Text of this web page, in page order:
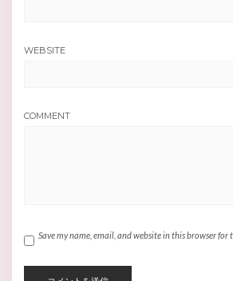
WEBSITE
COMMENT
Save my name, email, and website in this browser for